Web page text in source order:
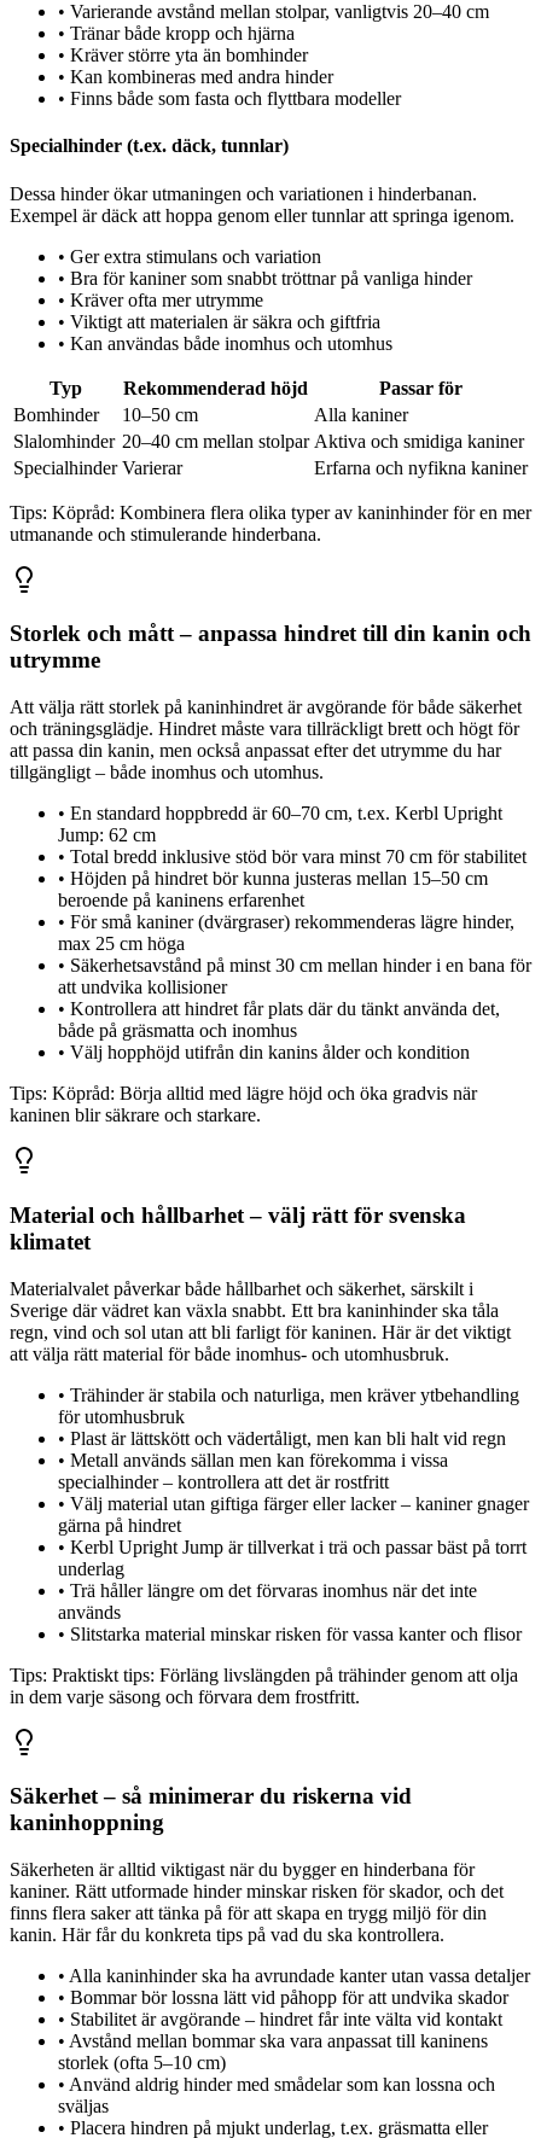
• Varierande avstånd mellan stolpar, vanligtvis 20–40 cm
• Tränar både kropp och hjärna
• Kräver större yta än bomhinder
• Kan kombineras med andra hinder
• Finns både som fasta och flyttbara modeller
Specialhinder (t.ex. däck, tunnlar)
Dessa hinder ökar utmaningen och variationen i hinderbanan.
Exempel är däck att hoppa genom eller tunnlar att springa igenom.
• Ger extra stimulans och variation
• Bra för kaniner som snabbt tröttnar på vanliga hinder
• Kräver ofta mer utrymme
• Viktigt att materialen är säkra och giftfria
• Kan användas både inomhus och utomhus
Typ Rekommenderad höjd
Passar för
Bomhinder
10–50 cm
Alla kaniner
Slalomhinder 20–40 cm mellan stolpar Aktiva och smidiga kaniner
Specialhinder Varierar Erfarna och nyfikna kaniner
Tips: Köpråd: Kombinera flera olika typer av kaninhinder för en mer
utmanande och stimulerande hinderbana.
Storlek och mått – anpassa hindret till din kanin och
utrymme
Att välja rätt storlek på kaninhindret är avgörande för både säkerhet
och träningsglädje. Hindret måste vara tillräckligt brett och högt för
att passa din kanin, men också anpassat efter det utrymme du har
tillgängligt – både inomhus och utomhus.
• En standard hoppbredd är 60–70 cm, t.ex. Kerbl Upright
Jump: 62 cm
• Total bredd inklusive stöd bör vara minst 70 cm för stabilitet
• Höjden på hindret bör kunna justeras mellan 15–50 cm
beroende på kaninens erfarenhet
• För små kaniner (dvärgraser) rekommenderas lägre hinder,
max 25 cm höga
• Säkerhetsavstånd på minst 30 cm mellan hinder i en bana för
att undvika kollisioner
• Kontrollera att hindret får plats där du tänkt använda det,
både på gräsmatta och inomhus
• Välj hopphöjd utifrån din kanins ålder och kondition
Tips: Köpråd: Börja alltid med lägre höjd och öka gradvis när
kaninen blir säkrare och starkare.
Material och hållbarhet – välj rätt för svenska
klimatet
Materialvalet påverkar både hållbarhet och säkerhet, särskilt i
Sverige där vädret kan växla snabbt. Ett bra kaninhinder ska tåla
regn, vind och sol utan att bli farligt för kaninen. Här är det viktigt
att välja rätt material för både inomhus- och utomhusbruk.
• Trähinder är stabila och naturliga, men kräver ytbehandling
för utomhusbruk
• Plast är lättskött och vädertåligt, men kan bli halt vid regn
• Metall används sällan men kan förekomma i vissa
specialhinder – kontrollera att det är rostfritt
• Välj material utan giftiga färger eller lacker – kaniner gnager
gärna på hindret
• Kerbl Upright Jump är tillverkat i trä och passar bäst på torrt
underlag
• Trä håller längre om det förvaras inomhus när det inte
används
• Slitstarka material minskar risken för vassa kanter och flisor
Tips: Praktiskt tips: Förläng livslängden på trähinder genom att olja
in dem varje säsong och förvara dem frostfritt.
Säkerhet – så minimerar du riskerna vid
kaninhoppning
Säkerheten är alltid viktigast när du bygger en hinderbana för
kaniner. Rätt utformade hinder minskar risken för skador, och det
finns flera saker att tänka på för att skapa en trygg miljö för din
kanin. Här får du konkreta tips på vad du ska kontrollera.
• Alla kaninhinder ska ha avrundade kanter utan vassa detaljer
• Bommar bör lossna lätt vid påhopp för att undvika skador
• Stabilitet är avgörande – hindret får inte välta vid kontakt
• Avstånd mellan bommar ska vara anpassat till kaninens
storlek (ofta 5–10 cm)
• Använd aldrig hinder med smådelar som kan lossna och
sväljas
• Placera hindren på mjukt underlag, t.ex. gräsmatta eller